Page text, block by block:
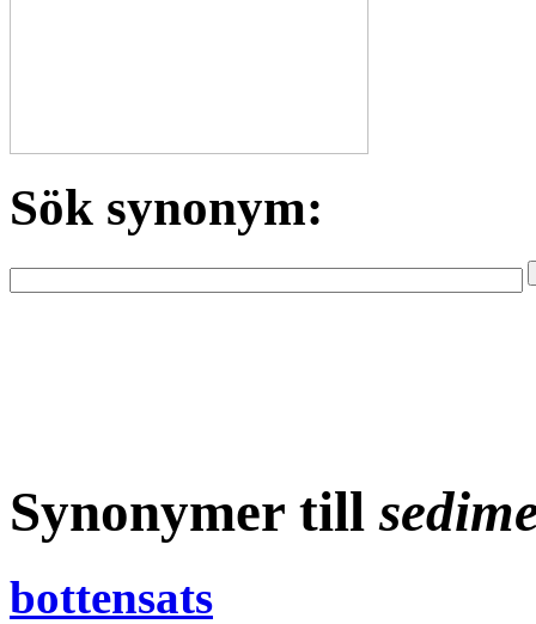
Sök synonym:
Synonymer till
bottensats